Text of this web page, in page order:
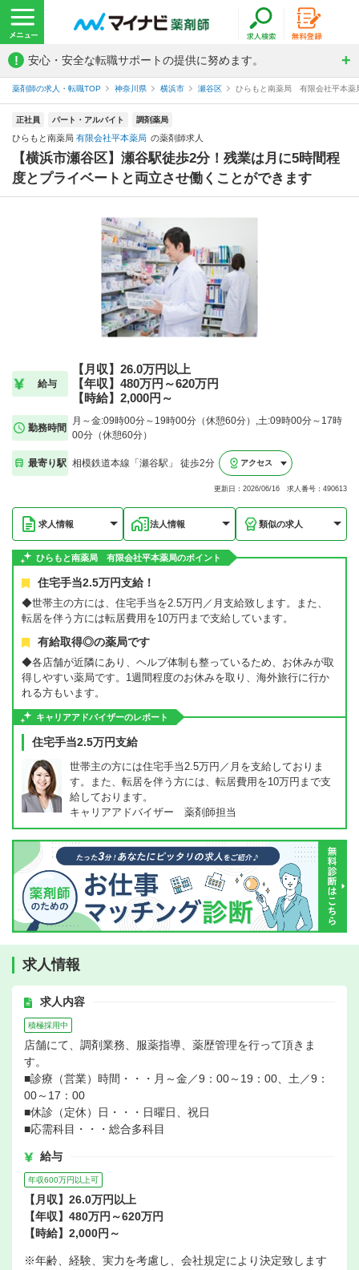
! 安心・安全な転職サポートの提供に努めます。
薬剤師の求人・転職TOP 神奈川県 横浜市 瀬谷区 ひらもと南薬局 有限会社平本薬
正社員 パート・アルバイト 調剤薬局
ひらもと南薬局 有限会社平本薬局 の薬剤師求人
【横浜市瀬谷区】瀬谷駅徒歩2分！残業は月に5時間程
度とプライベートと両立させ働くことができます
給与
【月収】26.0万円以上
【年収】480万円～620万円
【時給】2,000円～
勤務時間
月～金:09時00分～19時00分（休憩60分）,土:09時00分～17時
00分（休憩60分）
最寄り駅 相模鉄道本線「瀬谷駅」 徒歩2分 アクセス
更新日：2026/06/16 求人番号：490613
求人情報 法人情報 類似の求人
ひらもと南薬局 有限会社平本薬局のポイント
住宅手当2.5万円支給！
◆世帯主の方には、住宅手当を2.5万円／月支給致します。また、
転居を伴う方には転居費用を10万円まで支給しています。
有給取得◎の薬局です
◆各店舗が近隣にあり、ヘルプ体制も整っているため、お休みが取
得しやすい薬局です。1週間程度のお休みを取り、海外旅行に行か
れる方もいます。
キャリアアドバイザーのレポート
住宅手当2.5万円支給
世帯主の方には住宅手当2.5万円／月を支給しておりま
す。また、転居を伴う方には、転居費用を10万円まで支
給しております。
キャリアアドバイザー 薬剤師担当
求人情報
求人内容
積極採用中
店舗にて、調剤業務、服薬指導、薬歴管理を行って頂きま
す。
■診療（営業）時間・・・月～金／9：00～19：00、土／9：
00～17：00
■休診（定休）日・・・日曜日、祝日
■応需科目・・・総合多科目
給与
年収600万円以上可
【月収】26.0万円以上
【年収】480万円～620万円
【時給】2,000円～
※年齢、経験、実力を考慮し、会社規定により決定致します